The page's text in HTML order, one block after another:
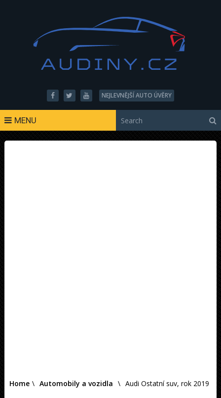
NEJLEVNĚJŠÍ AUTO ÚVĚRY
MENU
Home \ Automobily a vozidla \ Audi Ostatní suv, rok 2019